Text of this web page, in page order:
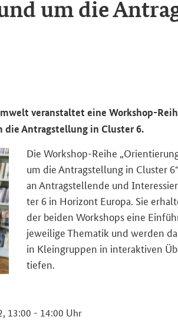
um die
ver­an­stal­tet eine Workshop-​
die An­trag­stel­lung in Cluster6.
Die Workshop-​Reihe
um die An­trag­stel­lung in Clus­ter
an An­trag­stel­len­de und
ter 6 in Ho­ri­zont Eu­ro­pa. Sie
der bei­den Work­shops eine
je­wei­li­ge The­ma­tik und wer­den
in Klein­grup­pen in in­ter­ak­ti­ven
tie­fen.
13:00 - 14:00 Uhr